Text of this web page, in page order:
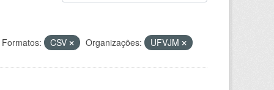
Formatos: CSV Organizações: UFVJM